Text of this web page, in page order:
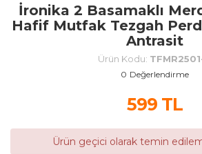
İronika 2 Basamaklı
Hafif Mutfak Tezgah
Antrasit
Ürün Kodu:
0 Değerlendirme
599TL
Ürün geçici olarak temin